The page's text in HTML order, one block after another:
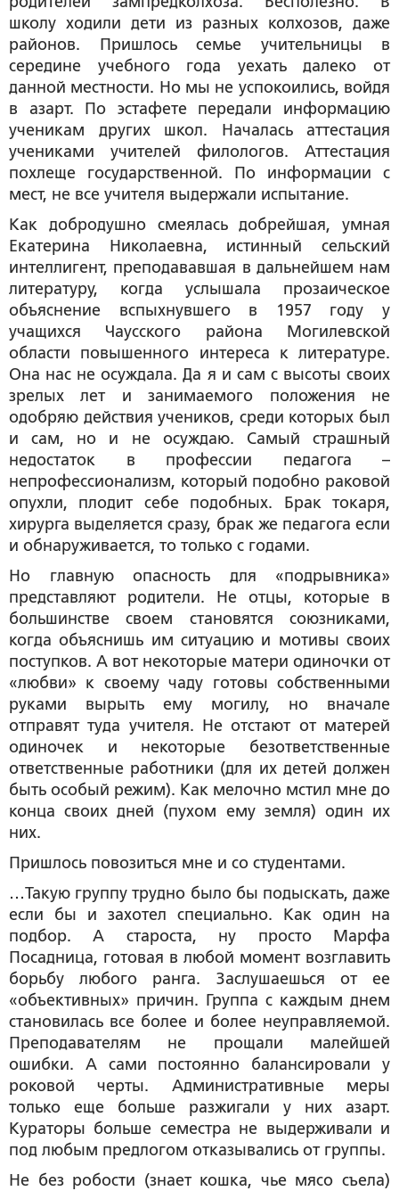
школу ходили дети из разных колхозов, даже
районов. Пришлось семье учительницы в
середине учебного года уехать далеко от
данной местности. Но мы не успокоились, войдя
в азарт. По эстафете передали информацию
ученикам других школ. Началась аттестация
учениками учителей филологов. Аттестация
похлеще государственной. По информации с
мест, не все учителя выдержали испытание.
Как добродушно смеялась добрейшая, умная
Екатерина Николаевна, истинный сельский
интеллигент, преподававшая в дальнейшем нам
литературу, когда услышала прозаическое
объяснение вспыхнувшего в 1957 году у
учащихся Чаусского района Могилевской
области повышенного интереса к литературе.
Она нас не осуждала. Да я и сам с высоты своих
зрелых лет и занимаемого положения не
одобряю действия учеников, среди которых был
и сам, но и не осуждаю. Самый страшный
недостаток в профессии педагога –
непрофессионализм, который подобно раковой
опухли, плодит себе подобных. Брак токаря,
хирурга выделяется сразу, брак же педагога если
и обнаруживается, то только с годами.
Но главную опасность для «подрывника»
представляют родители. Не отцы, которые в
большинстве своем становятся союзниками,
когда объяснишь им ситуацию и мотивы своих
поступков. А вот некоторые матери одиночки от
«любви» к своему чаду готовы собственными
руками вырыть ему могилу, но вначале
отправят туда учителя. Не отстают от матерей
одиночек и некоторые безответственные
ответственные работники (для их детей должен
быть особый режим). Как мелочно мстил мне до
конца своих дней (пухом ему земля) один их
них.
Пришлось повозиться мне и со студентами.
…Такую группу трудно было бы подыскать, даже
если бы и захотел специально. Как один на
подбор. А староста, ну просто Марфа
Посадница, готовая в любой момент возглавить
борьбу любого ранга. Заслушаешься от ее
«объективных» причин. Группа с каждым днем
становилась все более и более неуправляемой.
Преподавателям не прощали малейшей
ошибки. А сами постоянно балансировали у
роковой черты. Административные меры
только еще больше разжигали у них азарт.
Кураторы больше семестра не выдерживали и
под любым предлогом отказывались от группы.
Не без робости (знает кошка, чье мясо съела)